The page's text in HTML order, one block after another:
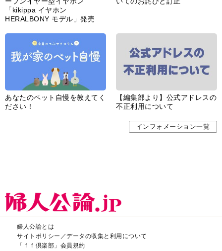
「kikippa イヤホン
HERALBONY モデル」発売
あなたのペット自慢を教えてく
ださい！
【編集部より】公式アドレスの
不正利用について
インフォメーション一覧
婦人公論とは
サイトポリシー／データの収集と利用について
「ｆｆ倶楽部」会員規約